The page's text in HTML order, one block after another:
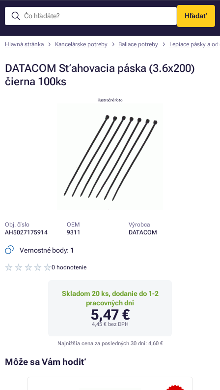
Hľadať
Menu
Hlavná stránka Kancelárske potreby Baliace potreby Lepiace pásky a
DATACOM Sťahovacia páska (3.6x200)
čierna 100ks
ilustračné foto
Obj. číslo
AH5027175914
OEM
9311
Výrobca
DATACOM
Vernostné body: 1
0 hodnotenie
Skladom 20 ks, dodanie do 1-2
pracovných dní
5,47 €
4,45 €bez DPH
Najnižšia cena za posledných 30 dní: 4,60 €
Môže sa Vám hodiť